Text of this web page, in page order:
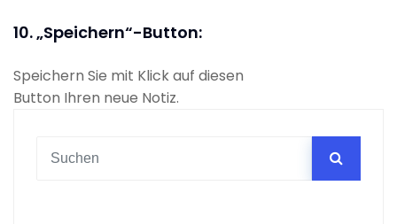
10. „Speichern“-Button:
Speichern Sie mit Klick auf diesen
Button Ihren neue Notiz.